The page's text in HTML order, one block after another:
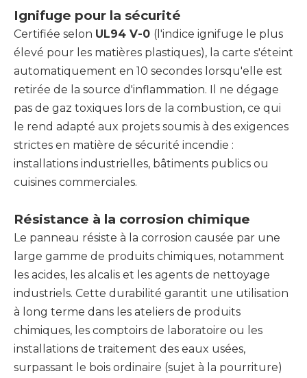
Ignifuge pour la sécurité
Certifiée selon UL94 V-0 (l'indice ignifuge le plus
élevé pour les matières plastiques), la carte s'éteint
automatiquement en 10 secondes lorsqu'elle est
retirée de la source d'inflammation. Il ne dégage
pas de gaz toxiques lors de la combustion, ce qui
le rend adapté aux projets soumis à des exigences
strictes en matière de sécurité incendie :
installations industrielles, bâtiments publics ou
cuisines commerciales.
Résistance à la corrosion chimique
Le panneau résiste à la corrosion causée par une
large gamme de produits chimiques, notamment
les acides, les alcalis et les agents de nettoyage
industriels. Cette durabilité garantit une utilisation
à long terme dans les ateliers de produits
chimiques, les comptoirs de laboratoire ou les
installations de traitement des eaux usées,
surpassant le bois ordinaire (sujet à la pourriture)